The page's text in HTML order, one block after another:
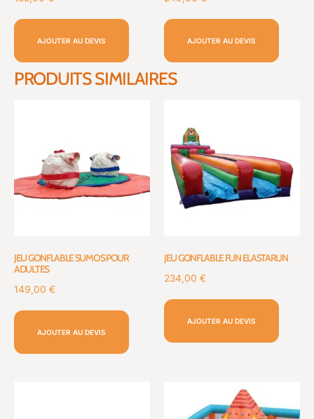
AJOUTER AU DEVIS AJOUTER AU DEVIS
PRODUITS SIMILAIRES
JEU GONFLABLE SUMOS POUR
ADULTES
149,00 €
AJOUTER AU DEVIS
JEU GONFLABLE FUN ELASTARUN
234,00 €
AJOUTER AU DEVIS